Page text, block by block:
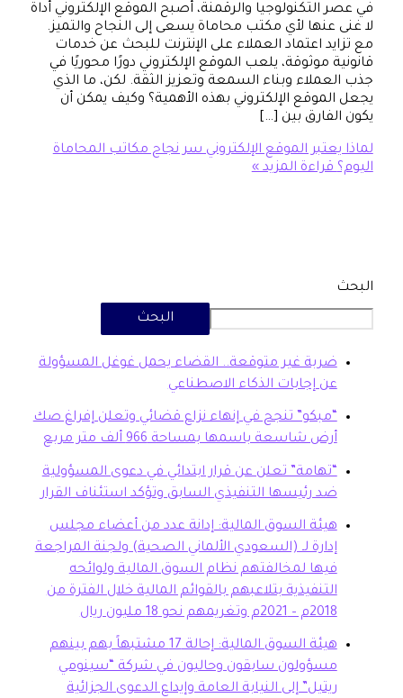
والرقمنة، أصبح الموقع الإلكتروني أداة
لأي مكتب محاماة يسعى إلى النجاح والتميز.
اعتماد العملاء على الإنترنت للبحث عن خدمات
موثوقة، يلعب الموقع الإلكتروني دورًا محوريًا في
وبناء السمعة وتعزيز الثقة. لكن، ما الذي
الإلكتروني بهذه الأهمية؟ وكيف يمكن أن
بين […]
الموقع الإلكتروني سر نجاح مكاتب المحاماة
المزيد »
غير متوقعة.. القضاء يحمل غوغل المسؤولة
إجابات الذكاء الاصطناعي
تنجح في إنهاء نزاع قضائي وتعلن إفراغ صك
شاسعة باسمها بمساحة 966 ألف متر مربع
تعلن عن قرار ابتدائي في دعوى المسؤولية
رئيسها التنفيذي السابق وتؤكد استئناف القرار
السوق المالية: إدانة عدد من أعضاء مجلس
لـ (السعودي الألماني الصحية) ولجنة المراجعة
لمخالفتهم نظام السوق المالية ولوائحه
بتلاعبهم بالقوائم المالية خلال الفترة من
هيئة السوق المالية: إحالة 17 مشتبهاً بهم بينهم
سابقون وحاليون في شركة “سينومي
إلى النيابة العامة وإيداع الدعوى الجزائية